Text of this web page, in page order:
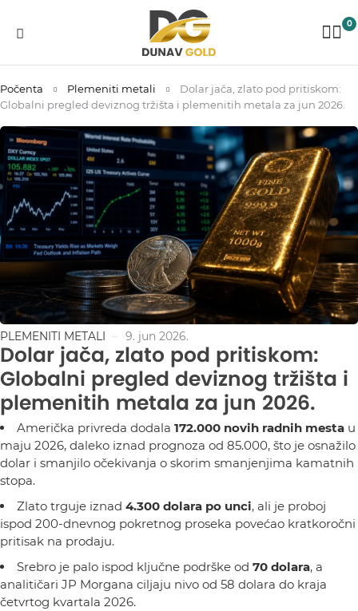
0
Počenta Plemeniti metali
Dolar jača, zlato pod pritiskom:
Globalni pregled deviznog tržišta i plemenitih metala za jun 2026.
PLEMENITI METALI 9. jun 2026.
Dolar jača, zlato pod pritiskom:
Globalni pregled deviznog tržišta i
plemenitih metala za jun 2026.
Američka privreda dodala 172.000 novih radnih mesta u
maju 2026, daleko iznad prognoza od 85.000, što je osnažilo
dolar i smanjilo očekivanja o skorim smanjenjima kamatnih
stopa.
Zlato trguje iznad 4.300 dolara po unci, ali je proboj
ispod 200-dnevnog pokretnog proseka povećao kratkoročni
pritisak na prodaju.
Srebro je palo ispod ključne podrške od 70 dolara, a
analitičari JP Morgana ciljaju nivo od 58 dolara do kraja
četvrtog kvartala 2026.